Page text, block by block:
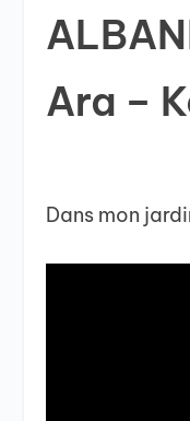
Ara –
Dans mon